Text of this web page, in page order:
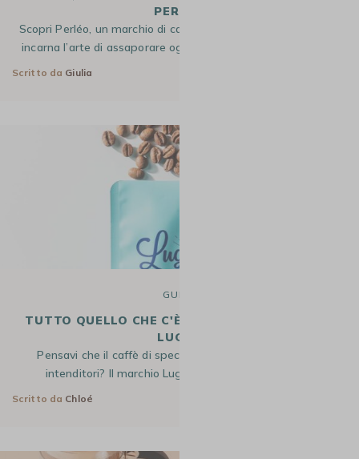
PERLÉO
Scopri Perléo, un marchio di caffè che irradia gioia di vivere e
incarna l’arte di assaporare ogni istante della quotidianità.…
Scritto da Giulia
GUIDE
TUTTO QUELLO CHE C'È DA SAPERE SUR CAFFÈ
LUGAT
Pensavi che il caffè di specialità fosse riservato ai veri
intenditori? Il marchio Lugat ti apre le porte di un…
Scritto da Chloé